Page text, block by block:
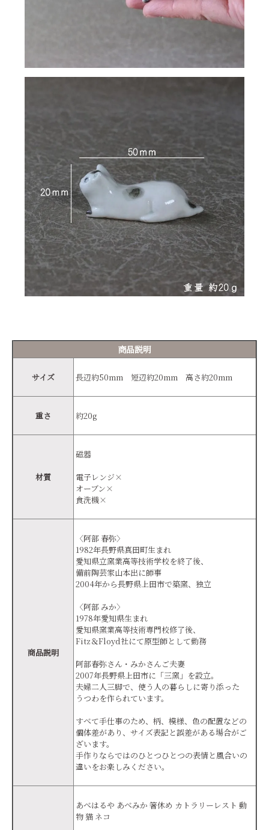
商品説明
サイズ 長辺約50mm 短辺約20mm 高さ約20mm
重さ 約20g
材質
磁器
電子レンジ×
オーブン×
食洗機×
商品説明
〈阿部 春弥〉
1982年長野県真田町生まれ
愛知県立窯業高等技術学校を終了後、
備前陶芸家山本出に師事
2004年から長野県上田市で築窯、独立
〈阿部 みか〉
1978年愛知県生まれ
愛知県窯業高等技術専門校修了後、
Fitz＆Floyd社にて原型師として勤務
阿部春弥さん・みかさんご夫妻
2007年長野県上田市に「三窯」を設立。
夫婦二人三脚で、使う人の暮らしに寄り添った
うつわを作られています。
すべて手仕事のため、柄、模様、色の配置などの
個体差があり、サイズ表記と誤差がある場合がご
ざいます。
手作りならではのひとつひとつの表情と風合いの
違いをお楽しみください。
あべはるや あべみか 箸休め カトラリーレスト 動
物 猫 ネコ